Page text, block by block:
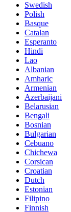
Swedish
Polish
Basque
Catalan
Esperanto
Hindi
Lao
Albanian
Amharic
Armenian
Azerbaijani
Belarusian
Bengali
Bosnian
Bulgarian
Cebuano
Chichewa
Corsican
Croatian
Dutch
Estonian
Filipino
Finnish